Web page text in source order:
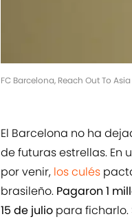
FC Barcelona, Reach Out To
El Barcelona no ha
de futuras estrellas.
por venir, los culés
brasileño. Pagaron 1
15 de julio para ficharlo.